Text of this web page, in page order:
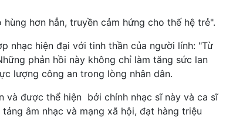
hơn hẳn, truyền cảm hứng cho thế hệ trẻ".
nhạc hiện đại với tinh thần của người lính: "Từ
phản hồi này không chỉ làm tăng sức lan
lượng công an trong lòng nhân dân.
và được thể hiện bởi chính nhạc sĩ này và ca sĩ
âm nhạc và mạng xã hội, đạt hàng triệu